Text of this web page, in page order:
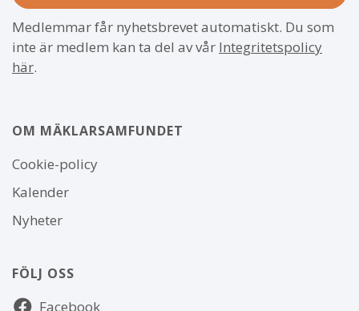
Medlemmar får nyhetsbrevet automatiskt. Du som
inte är medlem kan ta del av vår Integritetspolicy
här.
OM MÄKLARSAMFUNDET
Om
webbplatsen
Cookie-policy
Kalender
Nyheter
FÖLJ OSS
Följ Facebook